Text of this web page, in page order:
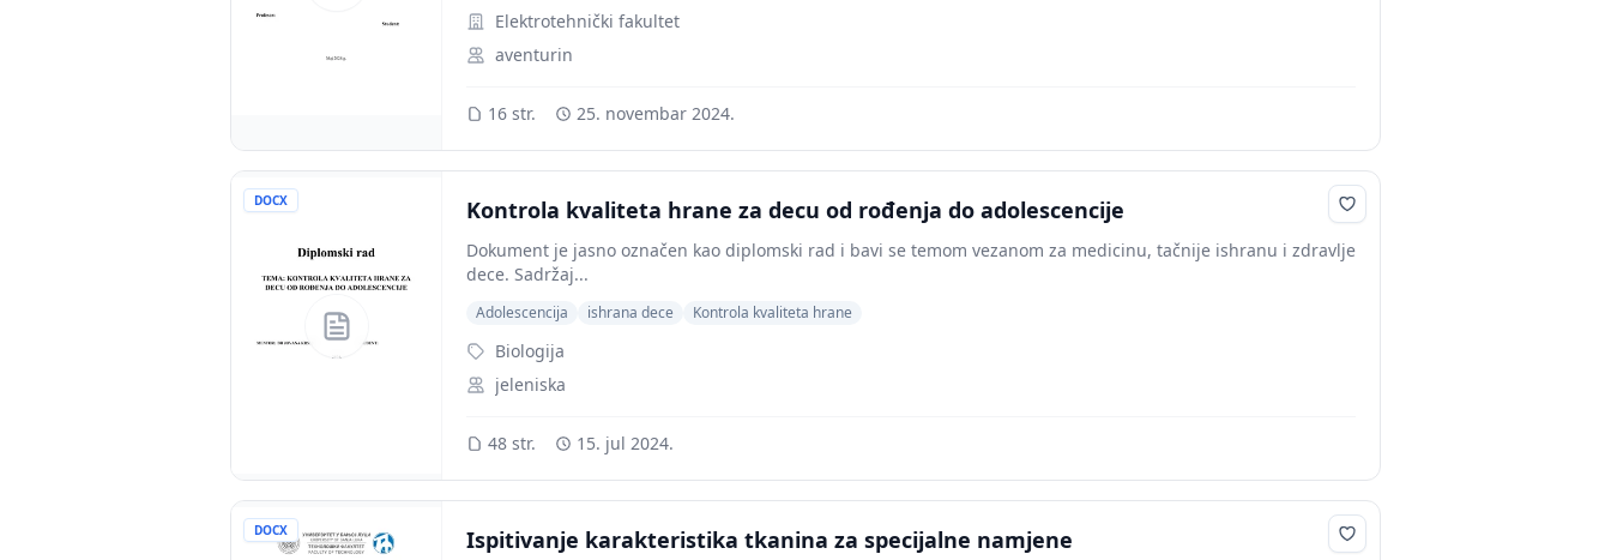
Elektrotehnički fakultet
aventurin
16 str. 25. novembar 2024.
DOCX Kontrola kvaliteta hrane za decu od rođenja do adolescencije
Dokument je jasno označen kao diplomski rad i bavi se temom vezanom za medicinu, tačnije ishranu i zdravlje
dece. Sadržaj...
Adolescencija ishrana dece Kontrola kvaliteta hrane
Biologija
jeleniska
48 str. 15. jul 2024.
DOCX Ispitivanje karakteristika tkanina za specijalne namjene